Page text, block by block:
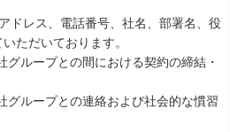
ドレス、電話番号、社名、部署名、役
ただいております。
グループとの間における契約の締結・
グループとの連絡および社会的な慣習